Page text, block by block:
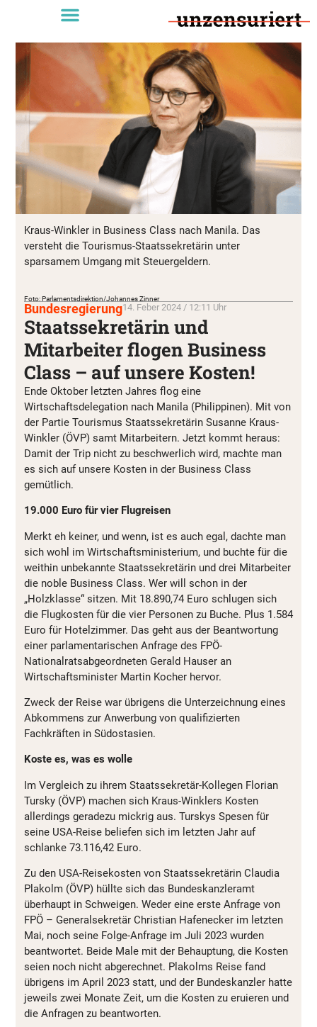
Kraus-Winkler in Business Class nach Manila. Das
versteht die Tourismus-Staatssekretärin unter
sparsamem Umgang mit Steuergeldern.
Foto: Parlamentsdirektion/Johannes Zinner
Bundesregierung14. Feber 2024 / 12:11 Uhr
Staatssekretärin und
Mitarbeiter flogen Business
Class – auf unsere Kosten!
Ende Oktober letzten Jahres flog eine
Wirtschaftsdelegation nach Manila (Philippinen). Mit von
der Partie Tourismus Staatssekretärin Susanne Kraus-
Winkler (ÖVP) samt Mitarbeitern. Jetzt kommt heraus:
Damit der Trip nicht zu beschwerlich wird, machte man
es sich auf unsere Kosten in der Business Class
gemütlich.
19.000 Euro für vier Flugreisen
Merkt eh keiner, und wenn, ist es auch egal, dachte man
sich wohl im Wirtschaftsministerium, und buchte für die
weithin unbekannte Staatssekretärin und drei Mitarbeiter
die noble Business Class. Wer will schon in der
„Holzklasse“ sitzen. Mit 18.890,74 Euro schlugen sich
die Flugkosten für die vier Personen zu Buche. Plus 1.584
Euro für Hotelzimmer. Das geht aus der Beantwortung
einer parlamentarischen Anfrage des FPÖ-
Nationalratsabgeordneten Gerald Hauser an
Wirtschaftsminister Martin Kocher hervor.
Zweck der Reise war übrigens die Unterzeichnung eines
Abkommens zur Anwerbung von qualifizierten
Fachkräften in Südostasien.
Koste es, was es wolle
Im Vergleich zu ihrem Staatssekretär-Kollegen Florian
Tursky (ÖVP) machen sich Kraus-Winklers Kosten
allerdings geradezu mickrig aus. Turskys Spesen für
seine USA-Reise beliefen sich im letzten Jahr auf
schlanke 73.116,42 Euro.
Zu den USA-Reisekosten von Staatssekretärin Claudia
Plakolm (ÖVP) hüllte sich das Bundeskanzleramt
überhaupt in Schweigen. Weder eine erste Anfrage von
FPÖ – Generalsekretär Christian Hafenecker im letzten
Mai, noch seine Folge-Anfrage im Juli 2023 wurden
beantwortet. Beide Male mit der Behauptung, die Kosten
seien noch nicht abgerechnet. Plakolms Reise fand
übrigens im April 2023 statt, und der Bundeskanzler hatte
jeweils zwei Monate Zeit, um die Kosten zu eruieren und
die Anfragen zu beantworten.